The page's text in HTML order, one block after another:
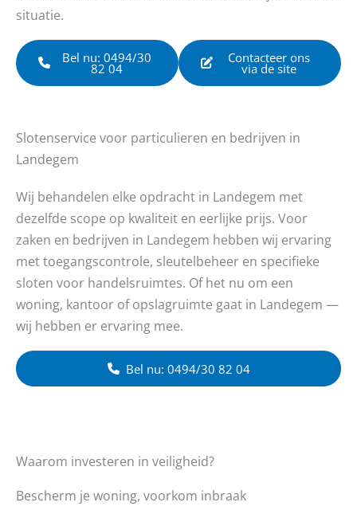
situatie.
Bel nu: 0494/30
82 04
Contacteer ons
via de site
Slotenservice voor particulieren en bedrijven in
Landegem
Wij behandelen elke opdracht in Landegem met
dezelfde scope op kwaliteit en eerlijke prijs. Voor
zaken en bedrijven in Landegem hebben wij ervaring
met toegangscontrole, sleutelbeheer en specifieke
sloten voor handelsruimtes. Of het nu om een
woning, kantoor of opslagruimte gaat in Landegem —
wij hebben er ervaring mee.
Bel nu: 0494/30 82 04
Waarom investeren in veiligheid?
Bescherm je woning, voorkom inbraak